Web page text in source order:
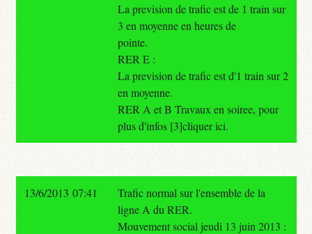
La prevision de trafic est de 1 train sur
3 en moyenne en heures de
pointe.
RER E :
La prevision de trafic est d'1 train sur 2
en moyenne.
RER A et B Travaux en soiree, pour
plus d'infos [3]cliquer ici.
13/6/2013 07:41
Trafic normal sur l'ensemble de la
ligne A du RER.
Mouvement social jeudi 13 juin 2013 :